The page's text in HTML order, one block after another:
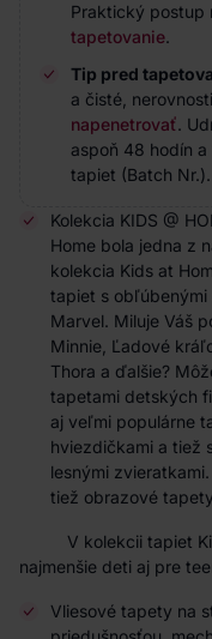
Praktický postup
tapetovanie.
Tip pred
a čisté,
napenetrovať.
aspoň 48 hodín
tapiet (Batch Nr.).
Kolekcia KIDS @
Home bola jedna z
kolekcia Kids at
tapiet s obľúbenými
Marvel. Miluje Váš
Minnie, Ľadové
Thora a ďalšie?
tapetami detských
aj veľmi populárne
hviezdičkami a tiež
lesnými
tiež obrazové
V kolekcii tapiet
najmenšie deti aj pre
Vliesové tapety na